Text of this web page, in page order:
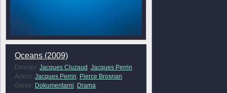
Oceans (2009)
Director: Jacques Cluzaud , Jacques Perrin
Actors: Jacques Perrin, Pierce Brosnan
Genre: Dokumentarni, Drama